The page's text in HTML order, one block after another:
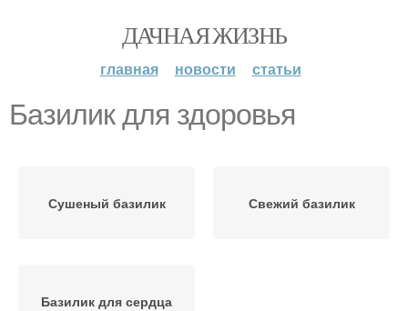
ДАЧНАЯ ЖИЗНЬ
главная новости статьи
Базилик для здоровья
Сушеный базилик Свежий базилик
Базилик для сердца